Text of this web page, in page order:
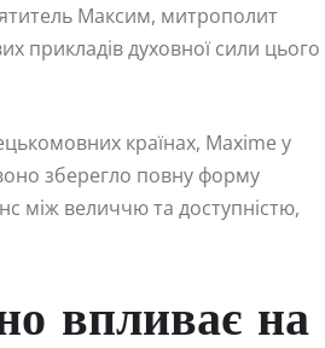
Максим, митрополит
прикладів духовної сили цього
країнах, Maxime у
воно зберегло повну форму
між величчю та доступністю,
впливає на